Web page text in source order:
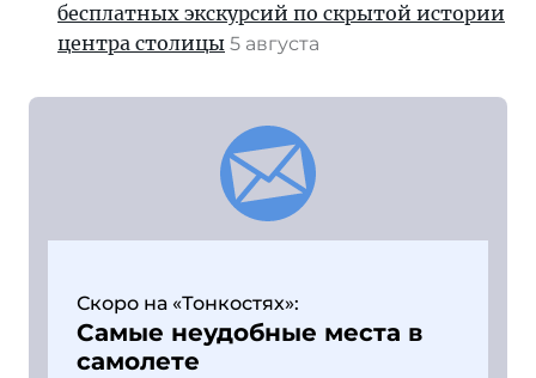
бесплатных экскурсий по скрытой истории
центра столицы 5 августа
Скоро на «Тонкостях»:
Самые неудобные места в
самолете